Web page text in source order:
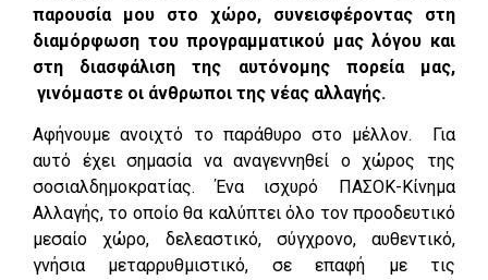
παρουσία μου στο χώρο, συνεισφέροντας στη
διαμόρφωση του προγραμματικού μας λόγου και
στη διασφάλιση της αυτόνομης πορεία μας,
γινόμαστε οι άνθρωποι της νέας αλλαγής.
Αφήνουμε ανοιχτό το παράθυρο στο μέλλον. Για
αυτό έχει σημασία να αναγεννηθεί ο χώρος της
σοσιαλδημοκρατίας. Ένα ισχυρό ΠΑΣΟΚ-Κίνημα
Αλλαγής, το οποίο θα καλύπτει όλο τον προοδευτικό
μεσαίο χώρο, δελεαστικό, σύγχρονο, αυθεντικό,
γνήσια μεταρρυθμιστικό, σε επαφή με τις